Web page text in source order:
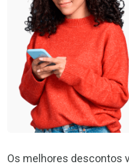
Os melhores descontos